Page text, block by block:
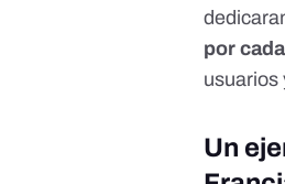
por
usuarios
Un